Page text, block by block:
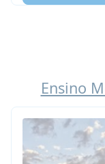
Ensino